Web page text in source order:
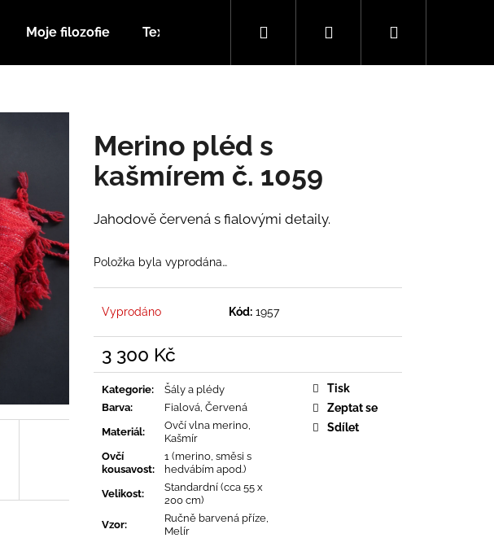
Moje filozofie Textilní garáž (návody) Kamenné prodejny
Hledat PřihlášeníNákupní
Merino pléd s
kašmírem č. 1059
Jahodově červená s fialovými detaily.
Položka byla vyprodána…
Vyprodáno Kód: 1957
3 300 Kč
Měrná
cena:
Kategorie:
Šály a plédy
Barva:
Fialová, Červená
Materiál:
Ovčí vlna merino,
Kašmír
Ovčí
kousavost:
1 (merino, směsi s
hedvábím apod.)
Velikost:
Standardní (cca 55 x
200 cm)
Vzor:
Ručně barvená příze,
Melír
Tisk
Zeptat se
Sdílet